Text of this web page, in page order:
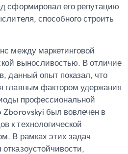
сформировал его репутацию
способного строить
между маркетинговой
выносливостью. В отличие
данный опыт показал, что
главным фактором удержания
профессиональной
Zborovskyi был вовлечен в
к технологической
В рамках этих задач